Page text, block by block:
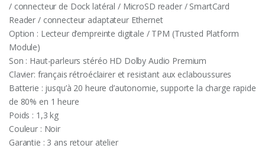
/ connecteur de Dock latéral / MicroSD reader / SmartCard
Reader / connecteur adaptateur Ethernet
Option : Lecteur d’empreinte digitale / TPM (Trusted Platform
Module)
Son : Haut-parleurs stéréo HD Dolby Audio Premium
Clavier: français rétroéclairer et resistant aux eclaboussures
Batterie : jusqu’à 20 heure d’autonomie, supporte la charge rapide
de 80% en 1 heure
Poids : 1,3 kg
Couleur : Noir
Garantie : 3 ans retour atelier